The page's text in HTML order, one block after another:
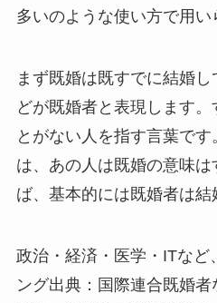
多いのような使い方で用い
まず既婚は既すでに結婚
どが既婚者と表現します
とがない人を指す言葉で
は、あの人は既婚の意味
ば、基本的には既婚者は結
政治・経済・医学・ITなど
ング出典：国際連合既婚